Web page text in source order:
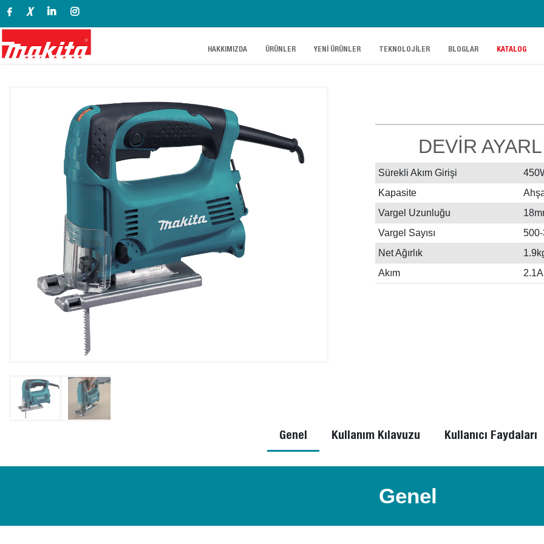
X
HAKKIMIZDA ÜRÜNLER YENİ ÜRÜNLER TEKNOLOJİLER BLOGLAR KATALOG
DEVİR
Sürekli Akım Girişi
Kapasite
Vargel Uzunluğu
Vargel Sayısı
Net Ağırlık
Akım
Genel Kullanım Kılavuzu Kullanıcı Faydaları
Genel